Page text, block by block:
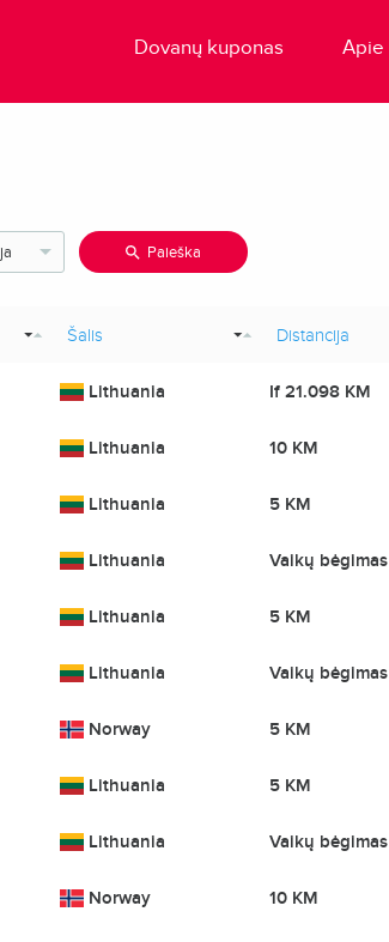
Dovanų kuponas Apie
Paieška
Šalis Distancija
Lithuania If 21.098 KM
Lithuania 10 KM
Lithuania 5 KM
Lithuania Vaikų bėgimas
Lithuania 5 KM
Lithuania Vaikų bėgimas
Norway 5 KM
Lithuania 5 KM
Lithuania Vaikų bėgimas
Norway 10 KM